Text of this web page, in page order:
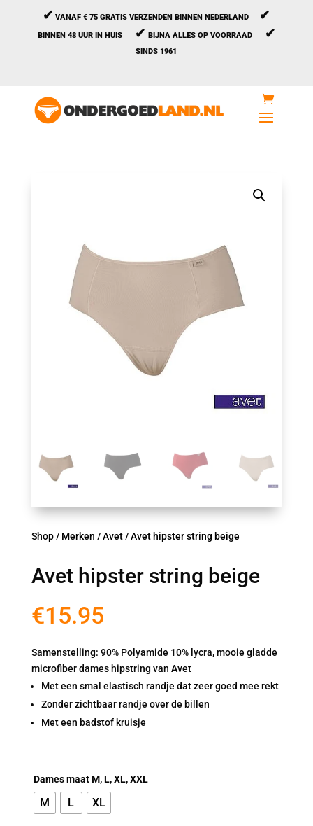
✔ VANAF € 75 GRATIS VERZENDEN BINNEN NEDERLAND ✔
BINNEN 48 UUR IN HUIS ✔ BIJNA ALLES OP VOORRAAD ✔
SINDS 1961
Shop/ Merken /Avet/ Avet hipster string beige
Avet hipster string beige
€15.95
Samenstelling: 90% Polyamide 10% lycra, mooie gladde
microfiber dames hipstring van Avet
Met een smal elastisch randje dat zeer goed mee rekt
Zonder zichtbaar randje over de billen
Met een badstof kruisje
Dames maat M, L, XL, XXL
M L XL